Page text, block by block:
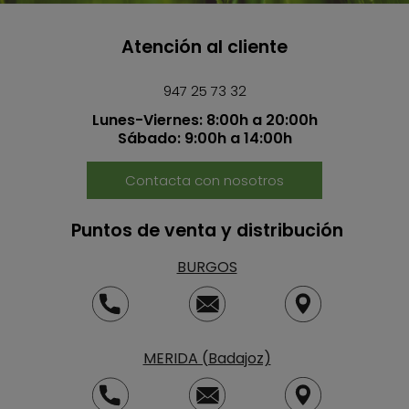
Atención al cliente
947 25 73 32
Lunes-Viernes: 8:00h a 20:00h
Sábado: 9:00h a 14:00h
Contacta con nosotros
Puntos de venta y distribución
BURGOS
MERIDA (Badajoz)